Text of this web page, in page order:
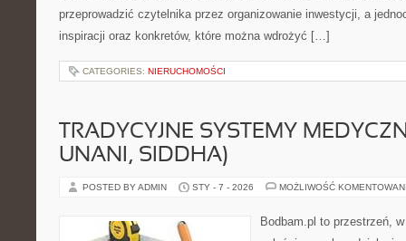
przeprowadzić czytelnika przez organizowanie inwestycji, a
inspiracji oraz konkretów, które można wdrożyć […]
CATEGORIES: NIERUCHOMOŚCI
TRADYCYJNE SYSTEMY
UNANI, SIDDHA)
POSTED BY ADMIN STY - 7 - 2026 MOŻLIWOŚĆ
Bodbam.pl to przestrzeń,